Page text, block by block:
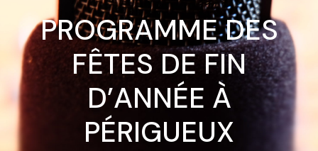
PROGRAMME DES
FÊTES DE FIN
D’ANNÉE À
PÉRIGUEUX